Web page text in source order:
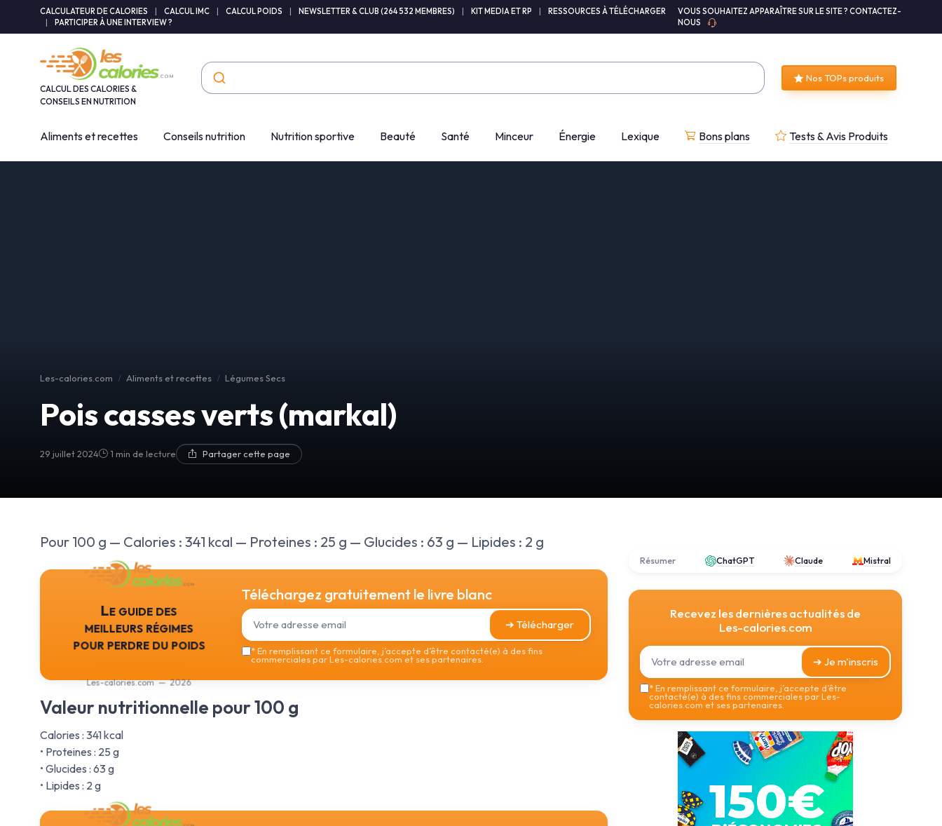
CALCULATEUR DE CALORIES CALCUL IMC CALCUL POIDS NEWSLETTER & CLUB (264 532 MEMBRES) KIT MEDIA ET RP
RESSOURCES À TÉLÉCHARGER
PARTICIPER À UNE INTERVIEW ?
VOUS SOUHAITEZ APPARAÎTRE SUR LE SITE ? CONTACTEZ-
NOUS
CALCUL DES CALORIES &
CONSEILS EN NUTRITION
Nos TOPs produits
Aliments et recettes Conseils nutrition Nutrition sportive Beauté Santé Minceur Énergie Lexique Bons plans Tests & Avis Produits
Les-calories.com Aliments et recettes Légumes Secs
Pois casses verts (markal)
29 juillet 2024 1 min de lecture Partager cette page
Pour 100 g — Calories : 341 kcal — Proteines : 25 g — Glucides : 63 g — Lipides : 2 g
Le guide des
meilleurs régimes
pour perdre du poids
Les-calories.com — 2026
Téléchargez gratuitement le livre blanc
➔ Télécharger
*En remplissant ce formulaire, j’accepte d’être contacté(e) à des fins
commerciales par Les-calories.com et ses partenaires.
Valeur nutritionnelle pour 100 g
Calories : 341 kcal
• Proteines : 25 g
• Glucides : 63 g
• Lipides : 2 g
Résumer ChatGPT Claude Mistral
Recevez les dernières actualités de
Les-calories.com
➔ Je m'inscris
*En remplissant ce formulaire, j’accepte d’être
contacté(e) à des fins commerciales par Les-
calories.com et ses partenaires.
Panneau de gestion des cookies